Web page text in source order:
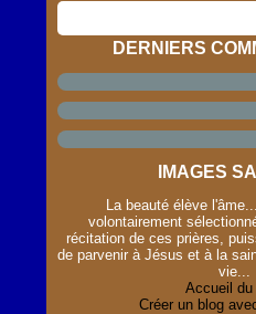
DERNIERS
IMAGES
La beauté élève
volontairement
récitation de ces prières,
de parvenir à Jésus et à la
vie...
Accueil du
Créer un blog